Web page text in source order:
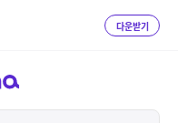
다운받기